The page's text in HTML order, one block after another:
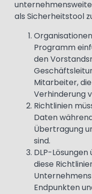
als Sicherheitstool
Programm
den
Mitarbeiter,
Verhinderung
Richtlinien
Daten
Übertragung
sind.
DLP-
diese
Endpunkten